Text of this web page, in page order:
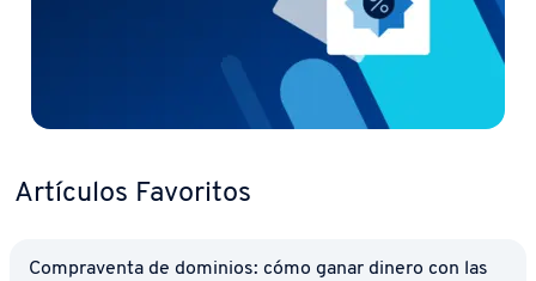
Artículos Favoritos
Co­m­pra­ve­n­ta de dominios: cómo ganar dinero con las